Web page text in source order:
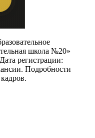
школа №20»
регистрации:
Подробности